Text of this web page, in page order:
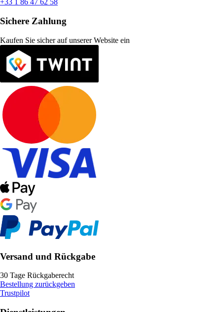
+33 1 86 47 62 58
Sichere Zahlung
Kaufen Sie sicher auf unserer Website ein
Versand und Rückgabe
30 Tage Rückgaberecht
Bestellung zurückgeben
Trustpilot